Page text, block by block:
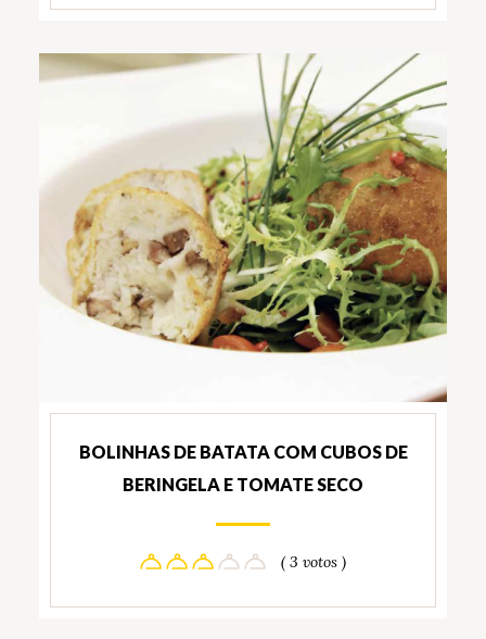
BOLINHAS DE BATATA COM CUBOS DE
BERINGELA E TOMATE SECO
( 3 votos )